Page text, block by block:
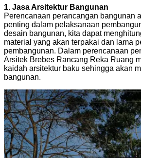
1. Jasa Arsitektur Bangunan
Perencanaan perancangan bangunan
penting dalam pelaksanaan
desain bangunan, kita dapat
material yang akan terpakai dan lama
pembangunan. Dalam perencanaan
Arsitek Brebes Rancang Reka Ruang
kaidah arsitektur baku sehingga akan
bangunan.